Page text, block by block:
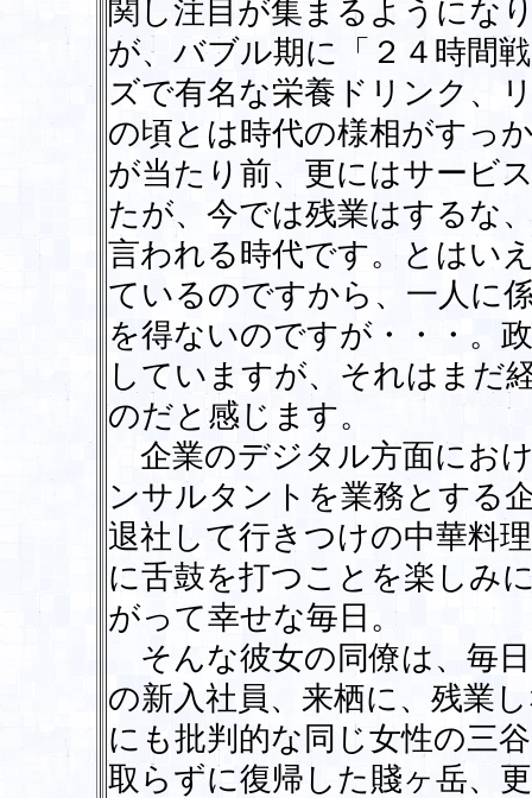
関し注目が集まるようにな
が、バブル期に「２４時間
ズで有名な栄養ドリンク、
の頃とは時代の様相がすっ
が当たり前、更にはサービ
たが、今では残業はするな
言われる時代です。とはい
ているのですから、一人に
を得ないのですが・・・。
していますが、それはまだ
のだと感じます。
企業のデジタル方面にお
ンサルタントを業務とする
退社して行きつけの中華料
に舌鼓を打つことを楽しみ
がって幸せな毎日。
そんな彼女の同僚は、毎
の新入社員、来栖に、残業
にも批判的な同じ女性の三
取らずに復帰した賤ヶ岳、